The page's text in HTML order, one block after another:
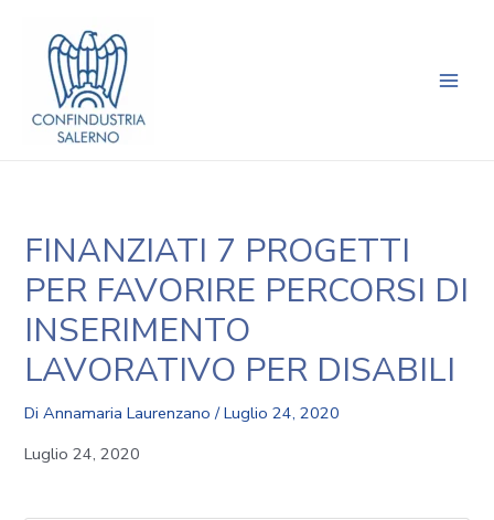
contenuto
FINANZIATI 7 PROGETTI
PER FAVORIRE PERCORSI DI
INSERIMENTO
LAVORATIVO PER DISABILI
DiAnnamaria Laurenzano/Luglio 24, 2020
Luglio 24, 2020
articoli